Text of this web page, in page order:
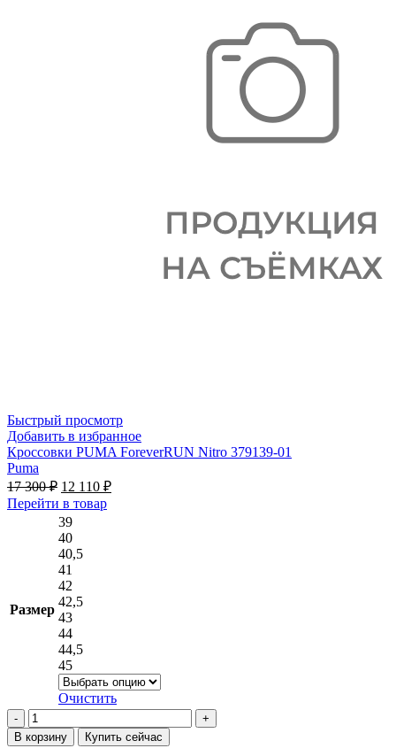
Быстрый просмотр
Добавить в избранное
Кроссовки PUMA ForeverRUN Nitro 379139-01
Puma
17 300₽ Первоначальная
цена
составляла
17 300 ₽.
12 110 ₽Текущая
Перейти в товарЭтот
Размер
39
40
40,5
41
42
42,5
43
44
44,5
45
Очистить
Количество
товара
Кроссовки
В корзину Купить сейчас